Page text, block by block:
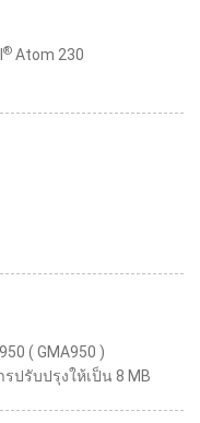
® Atom 230
( GMA950 )
ปรับปรุงให้เป็น 8 MB